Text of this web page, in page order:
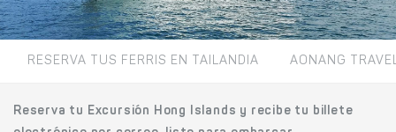
RESERVA TUS FERRIS EN TAILANDIA AONANG
Reserva tu Excursión Hong Islands y recibe tu billete